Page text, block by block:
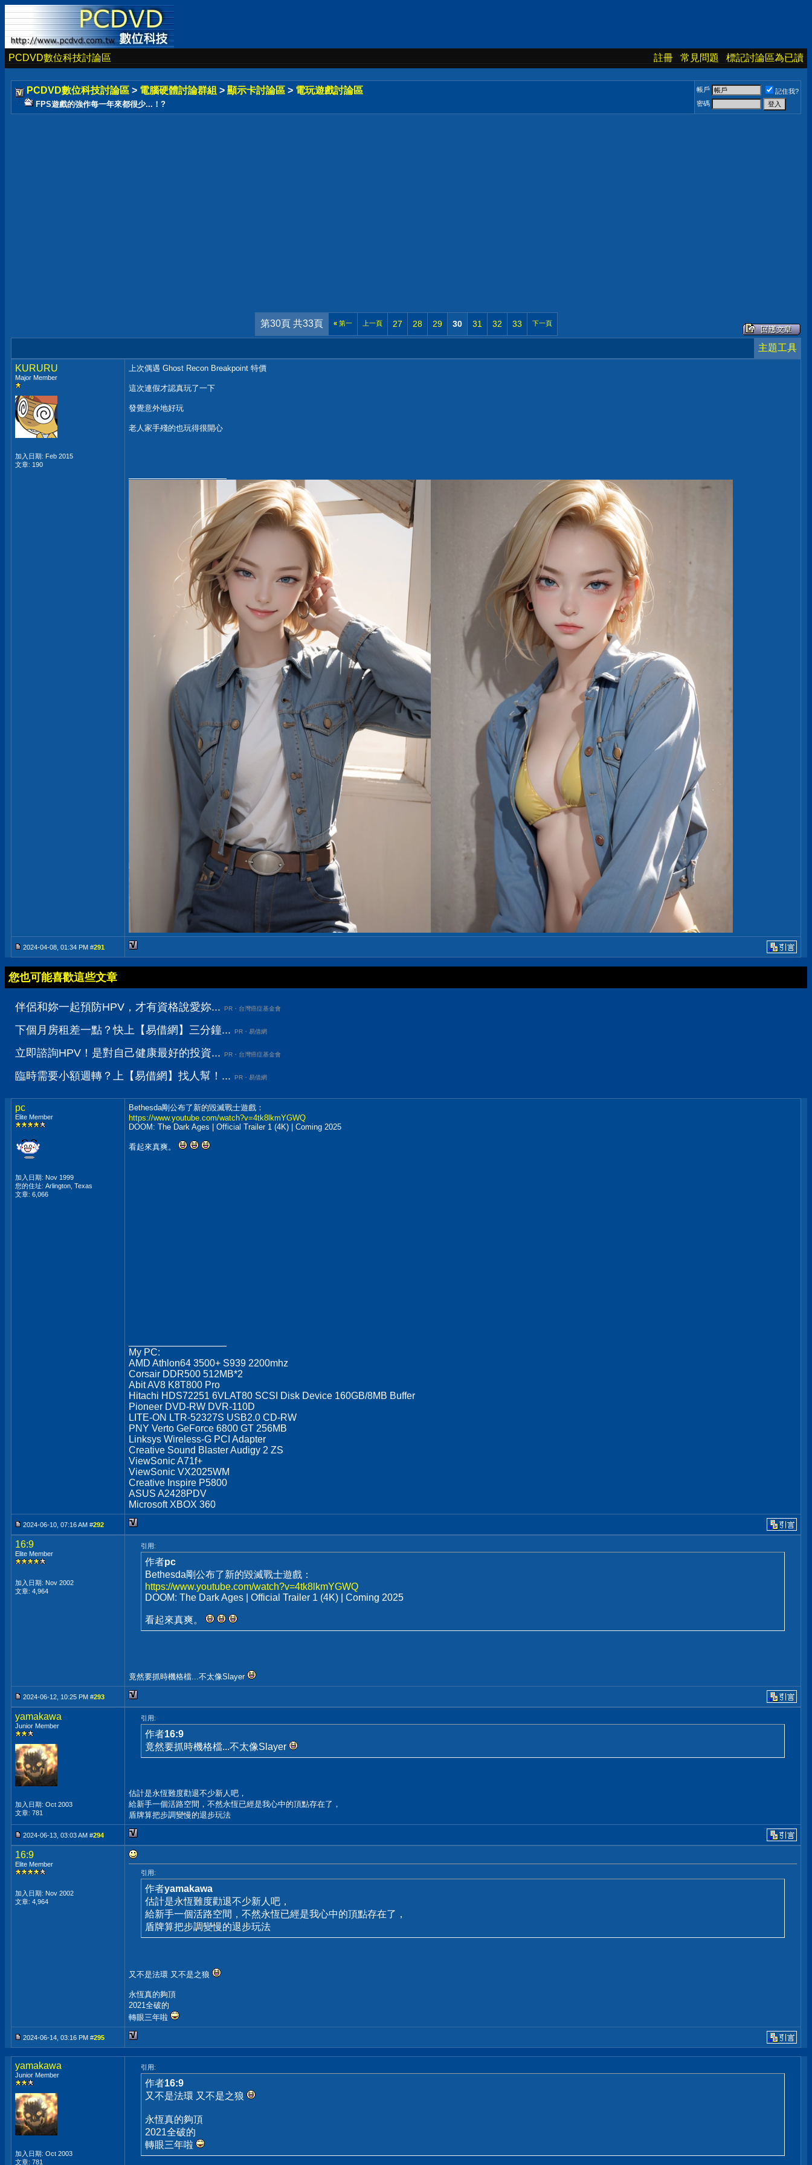
PCDVD數位科技討論區 註冊 常見問題 標記討論區為已讀
PCDVD數位科技討論區 > 電腦硬體討論群組 > 顯示卡討論區 > 電玩遊戲討論區
FPS遊戲的強作每一年來都很少...！?
帳戶
記住我?
密碼
第30頁 共33頁 «第一 上一頁 27 28 29 30 31 32 33 下一頁
主題工具
KURURU
Major Member
加入日期: Feb 2015
文章: 190
上次偶遇 Ghost Recon Breakpoint 特價
這次連假才認真玩了一下
發覺意外地好玩
老人家手殘的也玩得很開心
2024-04-08, 01:34 PM #291
您也可能喜歡這些文章
伴侶和妳一起預防HPV，才有資格說愛妳... PR・台灣癌症基金會
下個月房租差一點？快上【易借網】三分鐘... PR・易借網
立即諮詢HPV！是對自己健康最好的投資... PR・台灣癌症基金會
臨時需要小額週轉？上【易借網】找人幫！... PR・易借網
pc
Elite Member
加入日期: Nov 1999
您的住址: Arlington, Texas
文章: 6,066
Bethesda剛公布了新的毀滅戰士遊戲：
https://www.youtube.com/watch?v=4tk8lkmYGWQ
DOOM: The Dark Ages | Official Trailer 1 (4K) | Coming 2025
看起來真爽。
My PC:
AMD Athlon64 3500+ S939 2200mhz
Corsair DDR500 512MB*2
Abit AV8 K8T800 Pro
Hitachi HDS72251 6VLAT80 SCSI Disk Device 160GB/8MB Buffer
Pioneer DVD-RW DVR-110D
LITE-ON LTR-52327S USB2.0 CD-RW
PNY Verto GeForce 6800 GT 256MB
Linksys Wireless-G PCI Adapter
Creative Sound Blaster Audigy 2 ZS
ViewSonic A71f+
ViewSonic VX2025WM
Creative Inspire P5800
ASUS A2428PDV
Microsoft XBOX 360
2024-06-10, 07:16 AM #292
16:9
Elite Member
加入日期: Nov 2002
文章: 4,964
引用:
作者pc
Bethesda剛公布了新的毀滅戰士遊戲：
https://www.youtube.com/watch?v=4tk8lkmYGWQ
DOOM: The Dark Ages | Official Trailer 1 (4K) | Coming 2025
看起來真爽。
竟然要抓時機格檔...不太像Slayer
2024-06-12, 10:25 PM #293
yamakawa
Junior Member
加入日期: Oct 2003
文章: 781
引用:
作者16:9
竟然要抓時機格檔...不太像Slayer
估計是永恆難度勸退不少新人吧，
給新手一個活路空間，不然永恆已經是我心中的頂點存在了，
盾牌算把步調變慢的退步玩法
2024-06-13, 03:03 AM #294
16:9
Elite Member
加入日期: Nov 2002
文章: 4,964
引用:
作者yamakawa
估計是永恆難度勸退不少新人吧，
給新手一個活路空間，不然永恆已經是我心中的頂點存在了，
盾牌算把步調變慢的退步玩法
又不是法環 又不是之狼
永恆真的夠頂
2021全破的
轉眼三年啦
2024-06-14, 03:16 PM #295
yamakawa
Junior Member
加入日期: Oct 2003
文章: 781
引用:
作者16:9
又不是法環 又不是之狼
永恆真的夠頂
2021全破的
轉眼三年啦